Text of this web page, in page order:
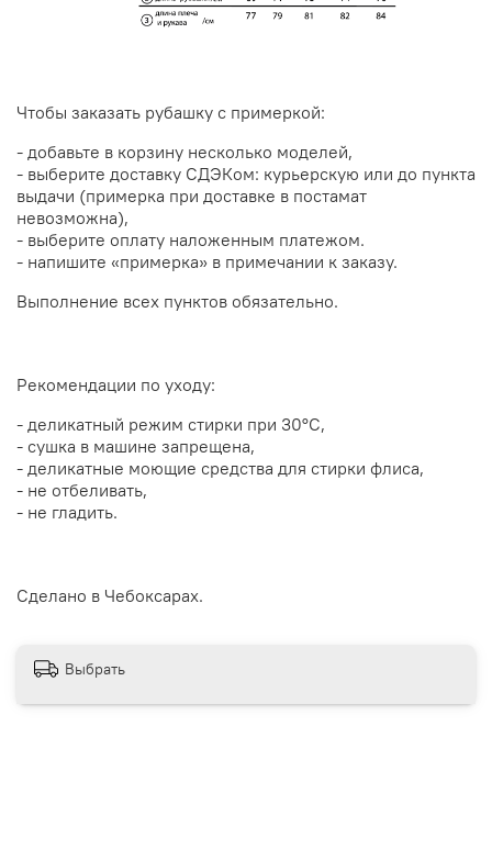
Чтобы заказать рубашку с примеркой:
- добавьте в корзину несколько моделей,
- выберите доставку СДЭКом: курьерскую или до пункта
выдачи (примерка при доставке в постамат
невозможна),
- выберите оплату наложенным платежом.
- напишите «примерка» в примечании к заказу.
Выполнение всех пунктов обязательно.
Рекомендации по уходу:
- деликатный режим стирки при 30°С,
- сушка в машине запрещена,
- деликатные моющие средства для стирки флиса,
- не отбеливать,
- не гладить.
Сделано в Чебоксарах.
Выбрать